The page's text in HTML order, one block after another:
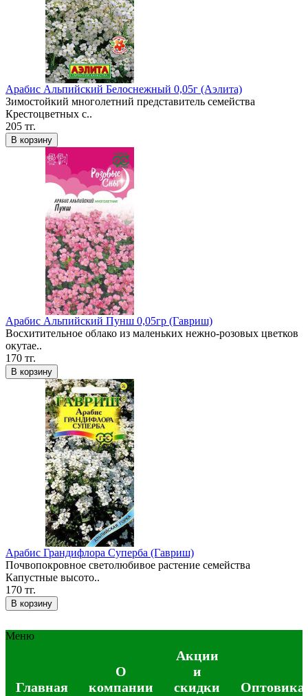
Арабис Альпийский Белоснежный 0,05г (Аэлита)
Зимостойкий многолетний представитель семейства
Крестоцветных с..
205 тг.
В корзину
Арабис Альпийский Пунш 0,05гр (Гавриш)
Восхитительное облако из маленьких нежно-розовых цветков
окутае..
170 тг.
В корзину
Арабис Грандифлора Суперба (Гавриш)
Почвопокровное светолюбивое растение семейства
Капустные высото..
170 тг.
В корзину
Меню
Главная
О
компании
Акции
и
скидки